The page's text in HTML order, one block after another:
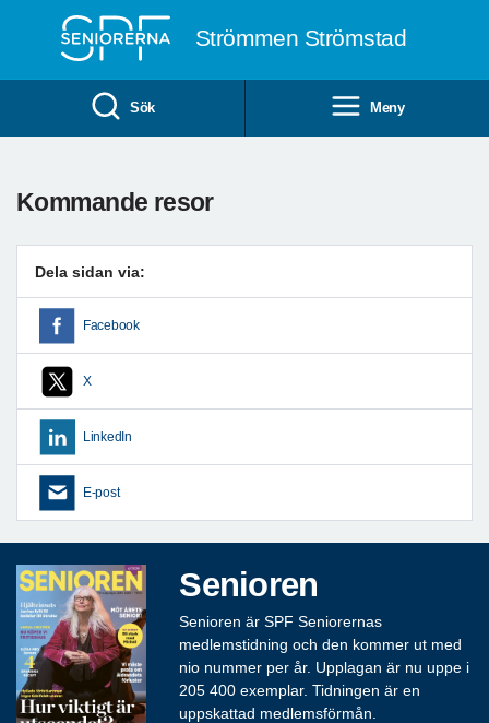
Strömmen Strömstad
Sök Meny
Kommande resor
Dela sidan via:
Facebook
X
LinkedIn
E-post
Senioren
Senioren är SPF Seniorernas
medlemstidning och den kommer ut med
nio nummer per år. Upplagan är nu uppe i
205 400 exemplar. Tidningen är en
uppskattad medlemsförmån.